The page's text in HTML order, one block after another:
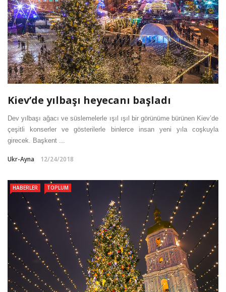
Kiev’de yılbaşı heyecanı başladı
Dev yılbaşı ağacı ve süslemelerle ışıl ışıl bir görünüme bürünen Kiev’de
çeşitli konserler ve gösterilerle binlerce insan yeni yıla coşkuyla
girecek. Başkent ...
Ukr-Ayna 12/24/2018
HABERLER TOPLUM